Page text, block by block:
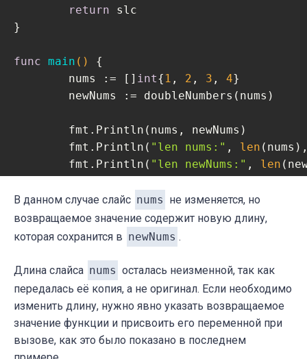
return slc
}
func main ()
{
	nums := []
int{ 1 , 2 , 3 , 4}
	fmt.Println(
"len nums:" , len
	fmt.Println(
"len newNums:" , len
// len nums: 4, cap nums: 4
// len newNums: 2, cap newNums: 4
В данном случае слайс nums не изменяется, но
возвращаемое значение содержит новую длину,
которая сохранится в newNums .
Длина слайса nums осталась неизменной, так как
передалась её копия, а не оригинал. Если необходимо
изменить длину, нужно явно указать возвращаемое
значение функции и присвоить его переменной при
вызове, как это было показано в последнем